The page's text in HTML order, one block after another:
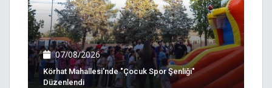
07/08/2026
Körhat Mahallesi'nde "Çocuk Spor Şenliği"
Düzenlendi